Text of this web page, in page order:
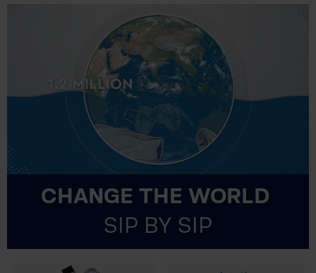
CHANGE THE WORLD
SIP BY SIP